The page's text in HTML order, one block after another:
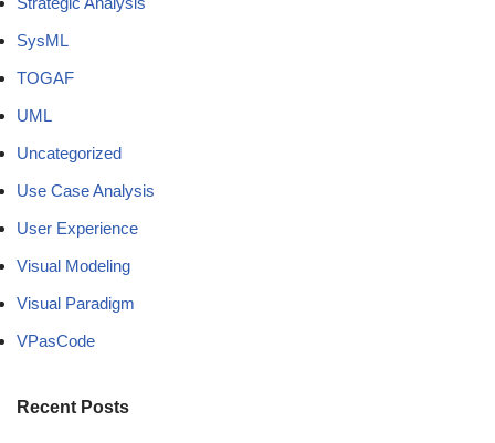
SysML
TOGAF
UML
Uncategorized
Use Case Analysis
User Experience
Visual Modeling
Visual Paradigm
VPasCode
Recent Posts